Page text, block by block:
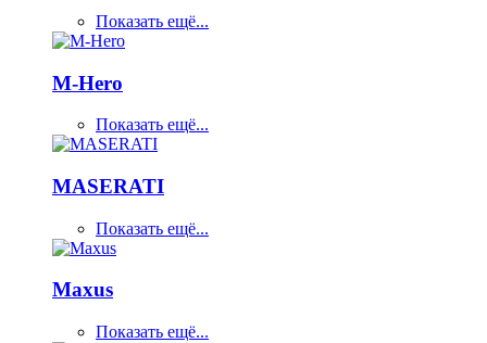
Показать ещё...
M-Hero
Показать ещё...
MASERATI
Показать ещё...
Maxus
Показать ещё...